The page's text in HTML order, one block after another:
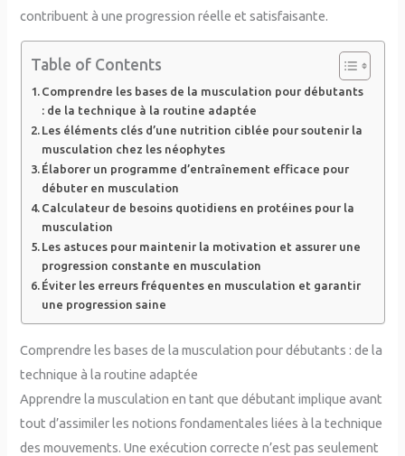
contribuent à une progression réelle et satisfaisante.
Table of Contents
Comprendre les bases de la musculation pour débutants
: de la technique à la routine adaptée
Les éléments clés d’une nutrition ciblée pour soutenir la
musculation chez les néophytes
Élaborer un programme d’entraînement efficace pour
débuter en musculation
Calculateur de besoins quotidiens en protéines pour la
musculation
Les astuces pour maintenir la motivation et assurer une
progression constante en musculation
Éviter les erreurs fréquentes en musculation et garantir
une progression saine
Comprendre les bases de la musculation pour débutants : de la
technique à la routine adaptée
Apprendre la musculation en tant que débutant implique avant
tout d’assimiler les notions fondamentales liées à la technique
des mouvements. Une exécution correcte n’est pas seulement